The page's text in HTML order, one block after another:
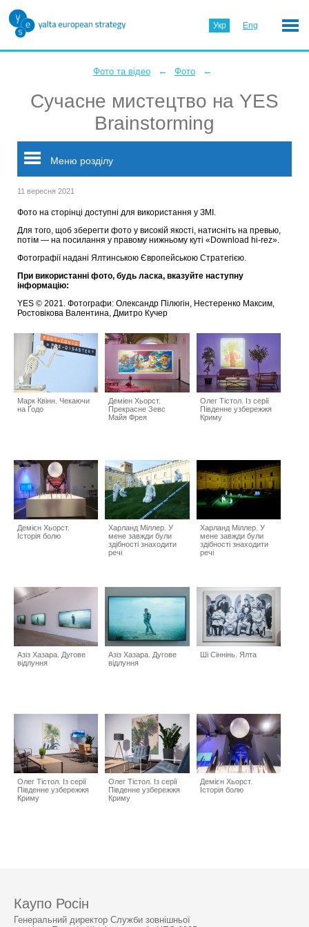
Укр Eng
Фото та відео ← Фото ←
Cучасне мистецтво на YES
Brainstorming
Меню розділу
11 вересня 2021
Фото на сторінці доступні для використання у ЗМІ.
Для того, щоб зберегти фото у високій якості, натисніть на превью,
потім — на посилання у правому нижньому куті «Download hi-rez».
Фотографії надані Ялтинською Європейською Стратегією.
При використанні фото, будь ласка, вказуйте наступну
інформацію:
YES © 2021. Фотографи: Олександр Пілюгін, Нестеренко Максим,
Ростовікова Валентина, Дмитро Кучер
Марк Квінн. Чекаючи
на Ґодо
Деміен Хьорст.
Прекрасне Зевс
Майя Фрея
Олег Тістол. Із серії
Південне узбережжя
Криму
Демієн Хьорст.
Історія болю
Харланд Міллер. У
мене завжди були
здібності знаходити
речі
Харланд Міллер. У
мене завжди були
здібності знаходити
речі
Азіз Хазара. Дугове
відлуння
Азіз Хазара. Дугове
відлуння
Ші Сіннінь. Ялта
Олег Тістол. Із серії
Південне узбережжя
Криму
Олег Тістол. Із серії
Південне узбережжя
Криму
Демієн Хьорст.
Історія болю
Каупо Росін
Генеральний директор Служби зовнішньої